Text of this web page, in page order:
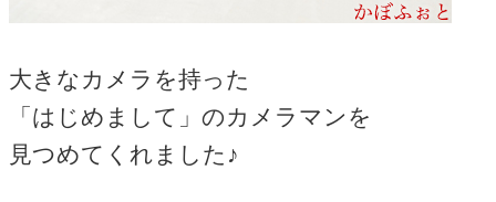
大きなカメラを持った
「はじめまして」のカメラマンを
見つめてくれました♪